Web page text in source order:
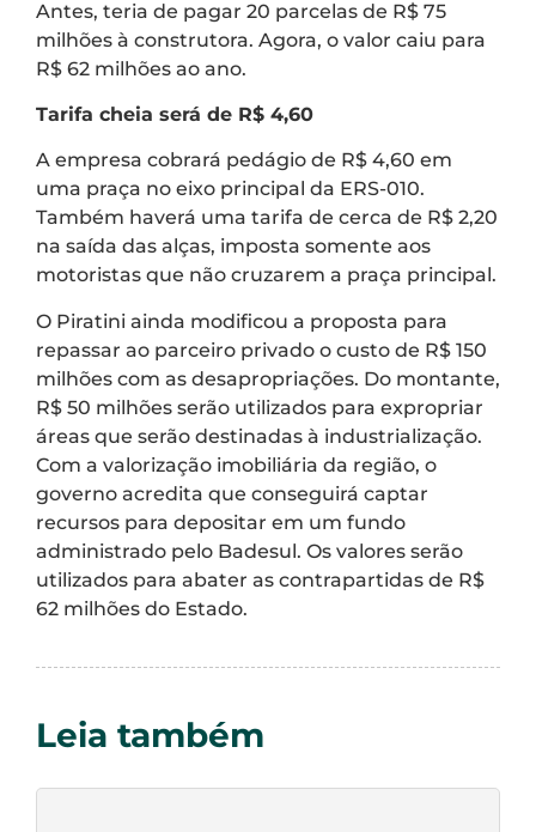
Antes, teria de pagar 20 parcelas de R$ 75
milhões à construtora. Agora, o valor caiu para
R$ 62 milhões ao ano.
Tarifa cheia será de R$ 4,60
A empresa cobrará pedágio de R$ 4,60 em
uma praça no eixo principal da ERS-010.
Também haverá uma tarifa de cerca de R$ 2,20
na saída das alças, imposta somente aos
motoristas que não cruzarem a praça principal.
O Piratini ainda modificou a proposta para
repassar ao parceiro privado o custo de R$ 150
milhões com as desapropriações. Do montante,
R$ 50 milhões serão utilizados para expropriar
áreas que serão destinadas à industrialização.
Com a valorização imobiliária da região, o
governo acredita que conseguirá captar
recursos para depositar em um fundo
administrado pelo Badesul. Os valores serão
utilizados para abater as contrapartidas de R$
62 milhões do Estado.
Leia também